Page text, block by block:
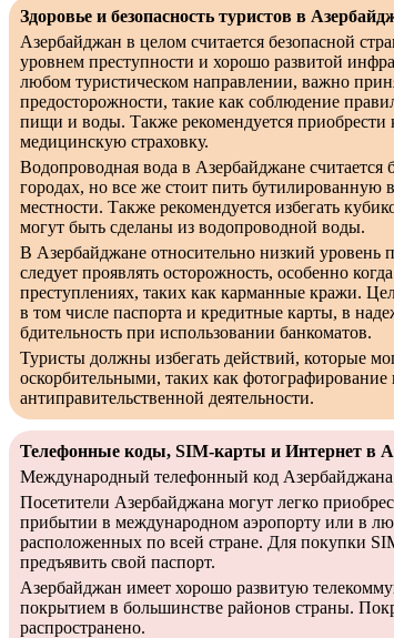
Здоровье и безопасность туристов в
Азербайджан в целом считается безопасной
уровнем преступности и хорошо развитой
любом туристическом направлении, важно
предосторожности, такие как соблюдение
пищи и воды. Также рекомендуется
медицинскую страховку.
Водопроводная вода в Азербайджане считается
городах, но все же стоит пить бутилированную
местности. Также рекомендуется избегать
могут быть сделаны из водопроводной воды.
В Азербайджане относительно низкий уровень
следует проявлять осторожность, особенно
преступлениях, таких как карманные кражи.
в том числе паспорта и кредитные карты, в
бдительность при использовании банкоматов.
Туристы должны избегать действий, которые
оскорбительными, таких как
антиправительственной деятельности.
Телефонные коды, SIM-карты и Интернет в
Международный телефонный код Азербайджана
Посетители Азербайджана могут легко
прибытии в международном аэропорту или в
расположенных по всей стране. Для покупки
предъявить свой паспорт.
Азербайджан имеет хорошо развитую
покрытием в большинстве районов страны.
распространено.